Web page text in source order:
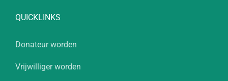
QUICKLINKS
Donateur worden
Vrijwilliger worden